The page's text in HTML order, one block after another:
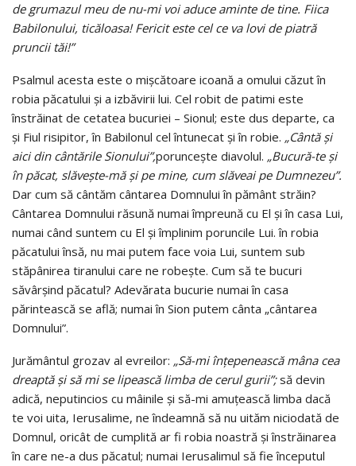
de grumazul meu de nu-mi voi aduce aminte de tine. Fiica
Babilonului, ticăloasa! Fericit este cel ce va lovi de piatră
pruncii tăi!”
Psalmul acesta este o mişcătoare icoană a omului căzut în
robia păcatului şi a izbăvirii lui. Cel robit de patimi este
înstrăinat de cetatea bucuriei – Sionul; este dus departe, ca
şi Fiul risipitor, în Babilonul cel întunecat şi în robie. „Cântă şi
aici din cântările Sionului”,porunceşte diavolul. „Bucură-te şi
în păcat, slăveşte-mă şi pe mine, cum slăveai pe Dumnezeu”.
Dar cum să cântăm cântarea Domnului în pământ străin?
Cântarea Domnului răsună numai împreună cu El şi în casa Lui,
numai când suntem cu El şi împlinim poruncile Lui. în robia
păcatului însă, nu mai putem face voia Lui, suntem sub
stăpânirea tiranului care ne robeşte. Cum să te bucuri
săvârşind păcatul? Adevărata bucurie numai în casa
părintească se află; numai în Sion putem cânta „cântarea
Domnului”.
Jurământul grozav al evreilor: „Să-mi înţepenească mâna cea
dreaptă şi să mi se lipească limba de cerul gurii”;să devin
adică, neputincios cu mâinile şi să-mi amuţească limba dacă
te voi uita, Ierusalime, ne îndeamnă să nu uităm niciodată de
Domnul, oricât de cumplită ar fi robia noastră şi înstrăinarea
în care ne-a dus păcatul; numai Ierusalimul să fie începutul